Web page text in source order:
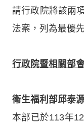
請行政院將該兩
法案，列為最優
行政院暨相關部
衛生福利部邱泰
本部已於113年